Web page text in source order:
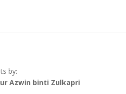
by:
Azwin binti Zulkapri